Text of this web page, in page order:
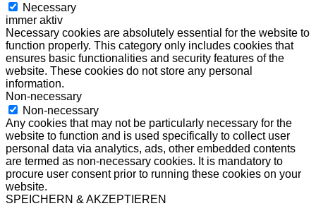
Necessary
immer aktiv
Necessary cookies are absolutely essential for the website to
function properly. This category only includes cookies that
ensures basic functionalities and security features of the
website. These cookies do not store any personal
information.
Non-necessary
Non-necessary
Any cookies that may not be particularly necessary for the
website to function and is used specifically to collect user
personal data via analytics, ads, other embedded contents
are termed as non-necessary cookies. It is mandatory to
procure user consent prior to running these cookies on your
website.
SPEICHERN & AKZEPTIEREN